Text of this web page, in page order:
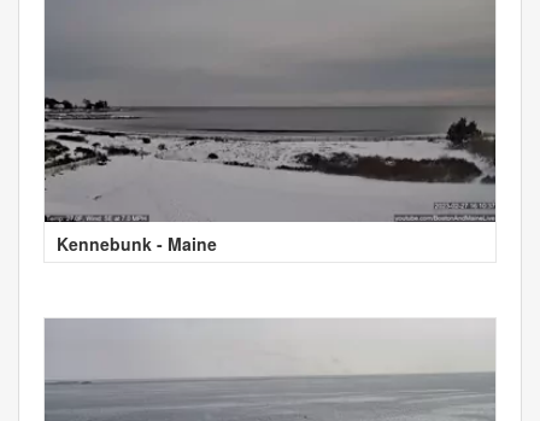
Kennebunk - Maine